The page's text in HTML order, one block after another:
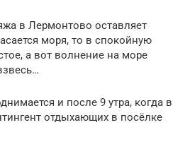
в Лермонтово оставляет
моря, то в спокойную
а вот волнение на море
и после 9 утра, когда в
отдыхающих в посёлке